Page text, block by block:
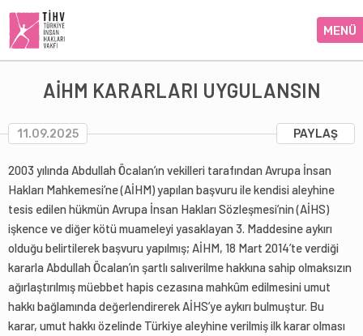
MENÜ
AİHM KARARLARI UYGULANSIN
11.09.2025 PAYLAŞ
2003 yılında Abdullah Öcalan’ın vekilleri tarafından Avrupa İnsan
Hakları Mahkemesi’ne (AİHM) yapılan başvuru ile kendisi aleyhine
tesis edilen hükmün Avrupa İnsan Hakları Sözleşmesi’nin (AİHS)
işkence ve diğer kötü muameleyi yasaklayan 3. Maddesine aykırı
olduğu belirtilerek başvuru yapılmış; AİHM, 18 Mart 2014’te verdiği
kararla Abdullah Öcalan’ın şartlı salıverilme hakkına sahip olmaksızın
ağırlaştırılmış müebbet hapis cezasına mahkûm edilmesini umut
hakkı bağlamında değerlendirerek AİHS’ye aykırı bulmuştur. Bu
karar, umut hakkı özelinde Türkiye aleyhine verilmiş ilk karar olması